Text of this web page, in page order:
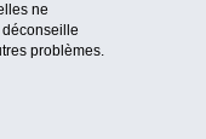
ne
problèmes.